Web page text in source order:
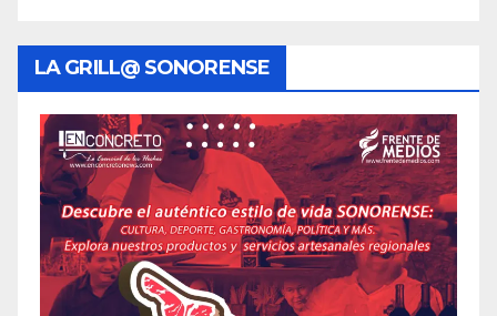
LA GRILL@ SONORENSE